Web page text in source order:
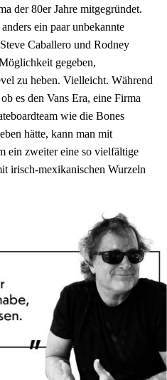
der 80er Jahre mitgegründet.
ein paar unbekannte
Caballero und Rodney
gegeben,
zu heben. Vielleicht. Während
es den Vans Era, eine Firma
wie die Bones
hätte, kann man mit
ein zweiter eine so vielfältige
irisch-mexikanischen Wurzeln